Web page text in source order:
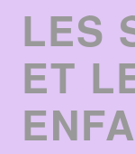
LES
ET